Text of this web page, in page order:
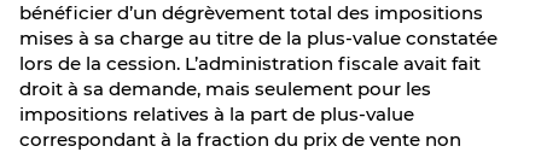
bénéficier d’un dégrèvement total des impositions
mises à sa charge au titre de la plus-value constatée
lors de la cession. L’administration fiscale avait fait
droit à sa demande, mais seulement pour les
impositions relatives à la part de plus-value
correspondant à la fraction du prix de vente non